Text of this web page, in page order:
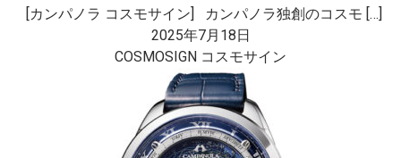
[カンパノラ コスモサイン] カンパノラ独創のコスモ […]
2025年7月18日
COSMOSIGN コスモサイン